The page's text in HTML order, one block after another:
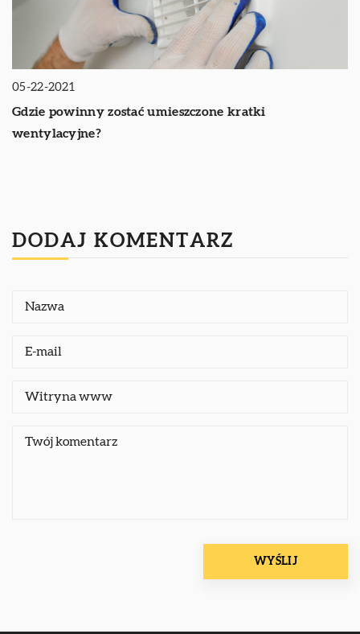
05-22-2021
Gdzie powinny zostać umieszczone kratki
wentylacyjne?
DODAJ KOMENTARZ